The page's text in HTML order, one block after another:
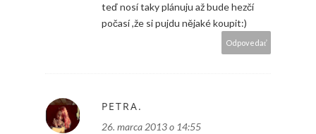
teď nosí taky plánuju až bude hezčí
počasí ,že si pujdu nějaké koupit:)
Odpovedať
PETRA.
26. marca 2013 o 14:55